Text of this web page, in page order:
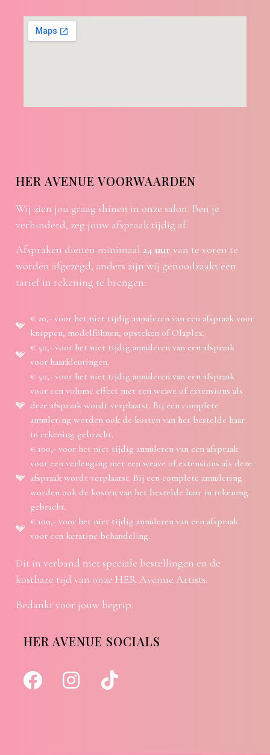
HER AVENUE VOORWAARDEN
Wij zien jou graag shinen in onze salon. Ben je
verhinderd, zeg jouw afspraak tijdig af.
Afspraken dienen minimaal24 uur van te voren te
worden afgezegd, anders zijn wij genoodzaakt een
tarief in rekening te brengen:
€ 20,- voor het niet tijdig annuleren van een afspraak voor
knippen, modelföhnen, opsteken of Olaplex.
€ 50,- voor het niet tijdig annuleren van een afspraak
voor haarkleuringen.
€ 50,- voor het niet tijdig annuleren van een afspraak
voor een volume effect met een weave of extensions als
deze afspraak wordt verplaatst. Bij een complete
annulering worden ook de kosten van het bestelde haar
in rekening gebracht.
€ 100,- voor het niet tijdig annuleren van een afspraak
voor een verlenging met een weave of extensions als deze
afspraak wordt verplaatst. Bij een complete annulering
worden ook de kosten van het bestelde haar in rekening
gebracht.
€ 100,- voor het niet tijdig annuleren van een afspraak
voor een keratine behandeling.
Dit in verband met speciale bestellingen en de
kostbare tijd van onze HER Avenue Artists.
Bedankt voor jouw begrip.
HER AVENUE SOCIALS